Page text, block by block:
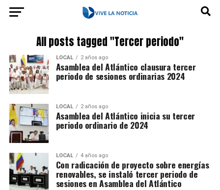
All posts tagged "Tercer periodo"
LOCAL 2 años ago
Asamblea del Atlántico clausura tercer
periodo de sesiones ordinarias 2024
LOCAL 2 años ago
Asamblea del Atlántico inicia su tercer
periodo ordinario de 2024
LOCAL 4 años ago
Con radicación de proyecto sobre energías
renovables, se instaló tercer periodo de
sesiones en Asamblea del Atlántico